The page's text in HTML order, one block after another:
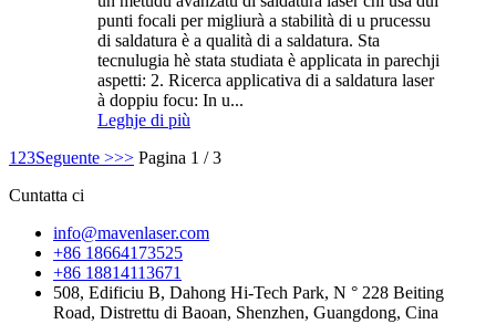
punti focali per migliurà a stabilità di u prucessu
di saldatura è a qualità di a saldatura. Sta
tecnulugia hè stata studiata è applicata in parechji
aspetti: 2. Ricerca applicativa di a saldatura laser
à doppiu focu: In u...
Leghje di più
1 23Seguente >>> Pagina 1 / 3
Cuntatta ci
info@mavenlaser.com
+86 18664173525
+86 18814113671
508, Edificiu B, Dahong Hi-Tech Park, N ° 228 Beiting
Road, Distrettu di Baoan, Shenzhen, Guangdong, Cina